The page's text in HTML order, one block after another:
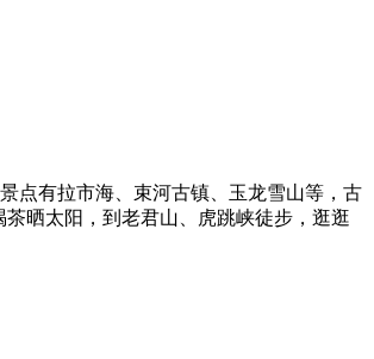
点有拉市海、束河古镇、玉龙雪山等，古
晒太阳，到老君山、虎跳峡徒步，逛逛